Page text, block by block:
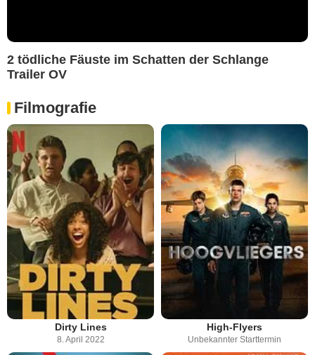
2 tödliche Fäuste im Schatten der Schlange
Trailer OV
Filmografie
Dirty Lines
8. April 2022
High-Flyers
Unbekannter Starttermin